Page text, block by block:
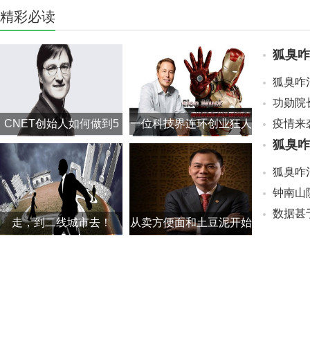
精彩必读
CNET创始人如何做到5
年挥霍18亿美元？
一位科技界连环创业狂人
走，到二线城市去！
从卖方便面和土豆泥开始
狐臭
狐臭